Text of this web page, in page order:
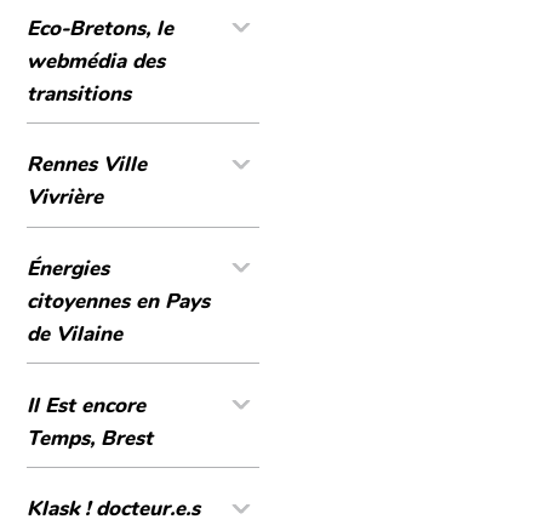
Eco-Bretons, le
webmédia des
transitions
Rennes Ville
Vivrière
Énergies
citoyennes en Pays
de Vilaine
Il Est encore
Temps, Brest
Klask ! docteur.e.s